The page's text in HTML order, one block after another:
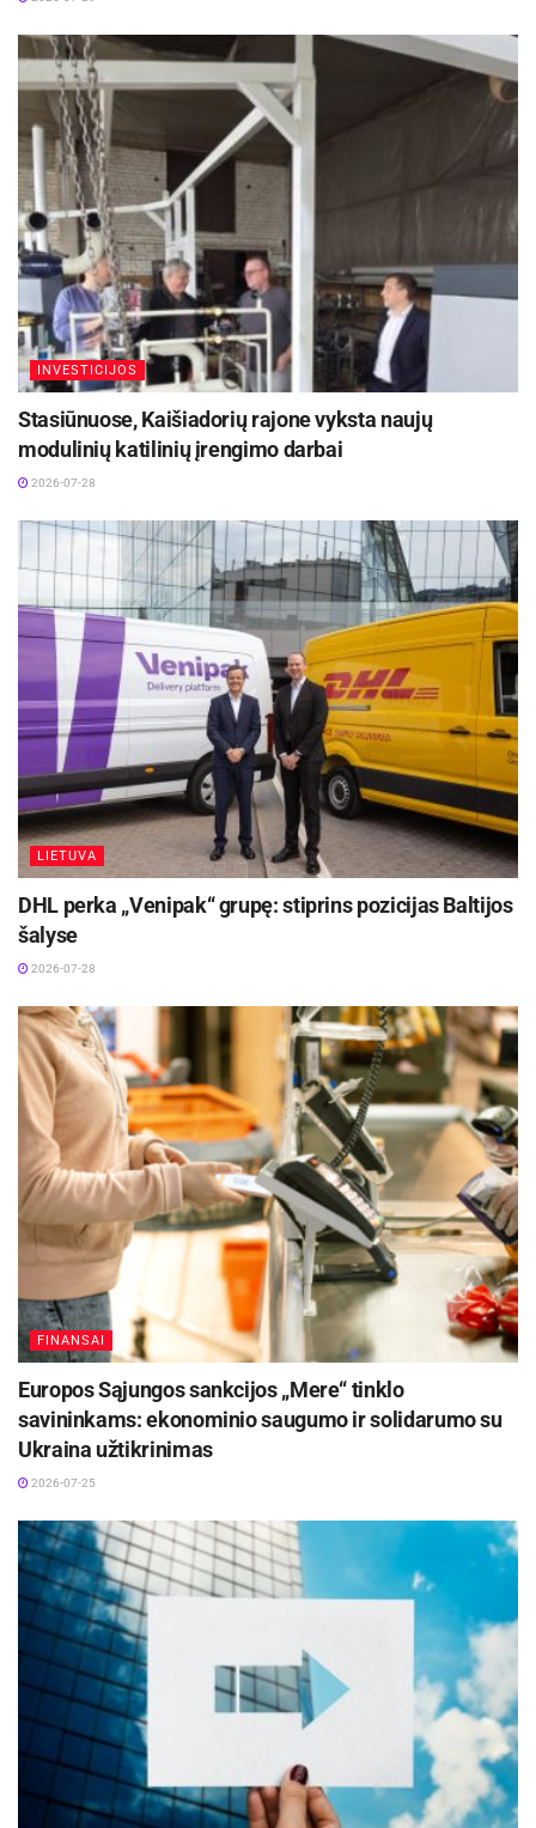
INVESTICIJOS
Stasiūnuose, Kaišiadorių rajone vyksta naujų
modulinių katilinių įrengimo darbai
2026-07-28
LIETUVA
DHL perka „Venipak“ grupę: stiprins pozicijas Baltijos
šalyse
2026-07-28
FINANSAI
Europos Sąjungos sankcijos „Mere“ tinklo
savininkams: ekonominio saugumo ir solidarumo su
Ukraina užtikrinimas
2026-07-25